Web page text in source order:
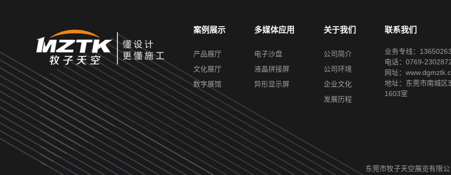
案例展示
产品展厅
文化展厅
数字展馆
多媒体应用
电子沙盘
液晶拼接屏
异形显示屏
关于我们
公司简介
公司环境
企业文化
发展历程
联系我们
业务专线：
电话：0769-
网址：
地址：东莞市南城
1603室
东莞市牧子天空展览有